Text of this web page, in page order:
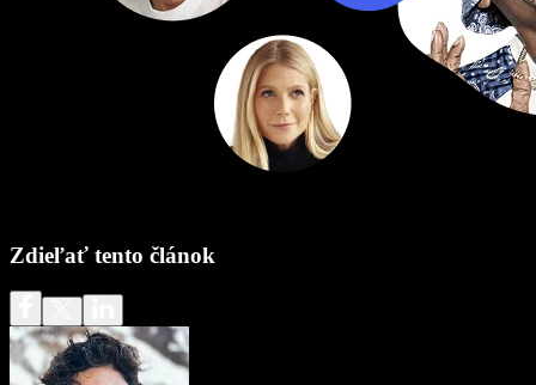
Zdieľať tento článok